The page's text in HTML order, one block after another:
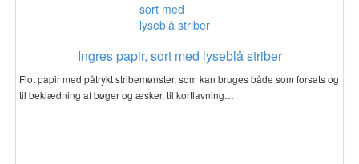
Ingres papir, sort med lyseblå striber
Flot papir med påtrykt stribemønster, som kan bruges både som forsats og
til beklædning af bøger og æsker, til kortlavning…